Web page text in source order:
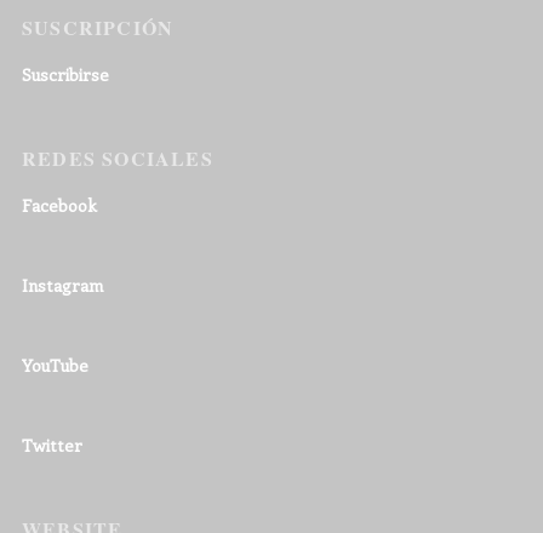
SUSCRIPCIÓN
Suscribirse
REDES SOCIALES
Facebook
Instagram
YouTube
Twitter